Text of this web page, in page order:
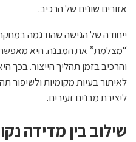
אזורים שונים של הרכיב.
ייחודה של הגישה שהודגמה
“מצלמת” את המבנה. היא
והרכיב בזמן תהליך הייצור. בכך
לאיתור בעיות מקומיות ולשיפור
ליצירת מבנים זעירים.
שילוב בין מדידה